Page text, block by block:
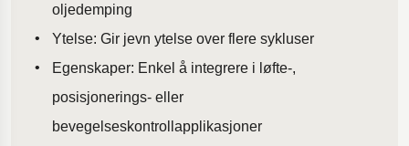
oljedemping
Ytelse: Gir jevn ytelse over flere sykluser
Egenskaper: Enkel å integrere i løfte-,
posisjonerings- eller
bevegelseskontrollapplikasjoner